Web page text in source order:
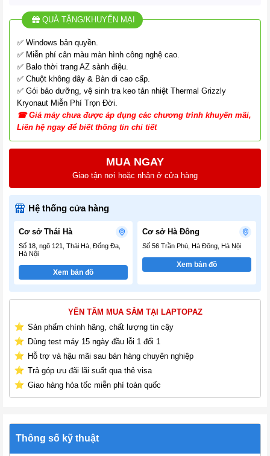
QUÀ TẶNG/KHUYẾN MẠI
✅ Windows bản quyền.
✅ Miễn phí cân màu màn hình công nghệ cao.
✅ Balo thời trang AZ sành điệu.
✅ Chuột không dây & Bàn di cao cấp.
✅ Gói bảo dưỡng, vệ sinh tra keo tản nhiệt Thermal Grizzly
Kryonaut Miễn Phí Trọn Đời.
☎Giá máy chưa được áp dụng các chương trình khuyến mãi,
Liên hệ ngay để biết thông tin chi tiết
MUA NGAY
Giao tận nơi hoặc nhận ở cửa hàng
Hệ thống cửa hàng
Cơ sở Thái Hà
Số 18, ngõ 121, Thái Hà, Đống Đa,
Hà Nội
Xem bản đồ
Cơ sở Hà Đông
Số 56 Trần Phú, Hà Đông, Hà Nội
Xem bản đồ
YÊN TÂM MUA SẮM TẠI LAPTOPAZ
Sản phẩm chính hãng, chất lượng tin cậy
Dùng test máy 15 ngày đầu lỗi 1 đổi 1
Hỗ trợ và hậu mãi sau bán hàng chuyên nghiệp
Trả góp ưu đãi lãi suất qua thẻ visa
Giao hàng hỏa tốc miễn phí toàn quốc
Thông số kỹ thuật